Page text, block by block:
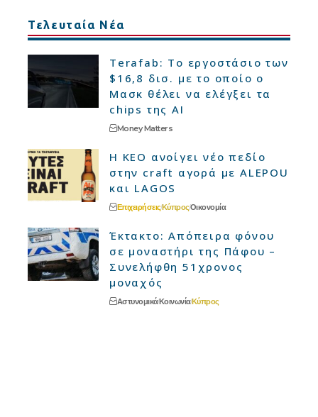
Τελευταία Νέα
Terafab: Το εργοστάσιο των
$16,8 δισ. με το οποίο ο
Μασκ θέλει να ελέγξει τα
chips της AI
Money Matters
Η ΚΕΟ ανοίγει νέο πεδίο
στην craft αγορά με ALEPOU
και LAGOS
ΕπιχειρήσειςΚύπροςΟικονομία
Έκτακτο: Απόπειρα φόνου
σε μοναστήρι της Πάφου –
Συνελήφθη 51χρονος
μοναχός
ΑστυνομικάΚοινωνίαΚύπρος